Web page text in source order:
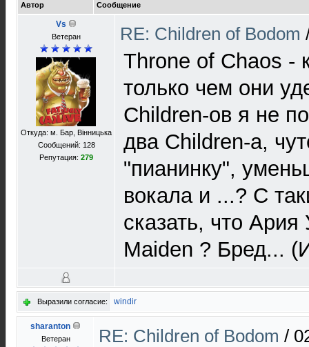
Автор Сообщение
Vs
Ветеран
Откуда: м. Бар, Вiнницька
Сообщений: 128
Репутация: 279
RE: Children of Bodom
Throne of Chaos -
только чем они
Children-ов я не
два Children-a,
"пианинку",
вокала и ...? С
сказать, что
Maiden ? Бред...
Выразили согласие: windir
sharanton
Ветеран RE: Children of Bodom /